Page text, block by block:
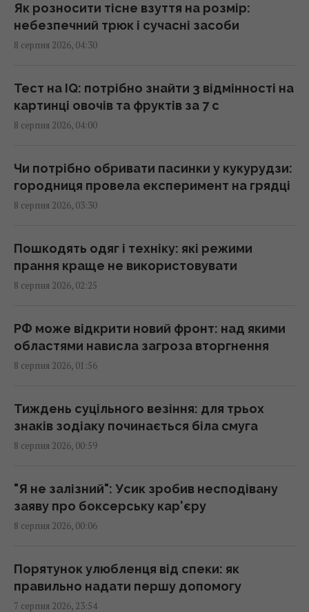
02:18 субота, 08 серпня 2026
Саудівська Аравія, Пакистан і Туреччина
Reuters
01:44 субота, 08 серпня 2026
про Прагу перед поїздкою
01:15 субота, 08 серпня 2026
ракету для Су-57, - ЗМІ
00:32 субота, 08 серпня 2026
використати його повторно з користю
00:05 субота, 08 серпня 2026
віком 500 000 років: про що він свідчить
23:58 п'ятниця, 07 серпня 2026
Сенатом США законопроєкту щодо санкцій
проти РФ
23:53 п'ятниця, 07 серпня 2026
Є два варіанти: експерт назвав країни, які
можуть допомогти Україні з ракетами до
Patriot
Як розносити тісне взуття на розмір:
небезпечний трюк і сучасні засоби
8 серпня 2026, 04:30
Тест на IQ: потрібно знайти 3 відмінності на
картинці овочів та фруктів за 7 с
8 серпня 2026, 04:00
Чи потрібно обривати пасинки у кукурудзи:
городниця провела експеримент на грядці
8 серпня 2026, 03:30
Пошкодять одяг і техніку: які режими
прання краще не використовувати
8 серпня 2026, 02:25
РФ може відкрити новий фронт: над якими
областями нависла загроза вторгнення
8 серпня 2026, 01:56
Тиждень суцільного везіння: для трьох
знаків зодіаку починається біла смуга
8 серпня 2026, 00:59
"Я не залізний": Усик зробив несподівану
заяву про боксерську кар'єру
8 серпня 2026, 00:06
Порятунок улюбленця від спеки: як
правильно надати першу допомогу
7 серпня 2026, 23:54